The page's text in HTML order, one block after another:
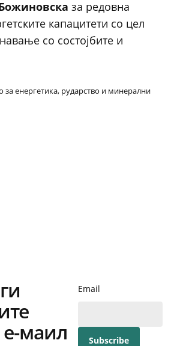
за редовна
капацитети со цел
со состојбите и
за енергетика, рударство и минерални
е-маил
Email